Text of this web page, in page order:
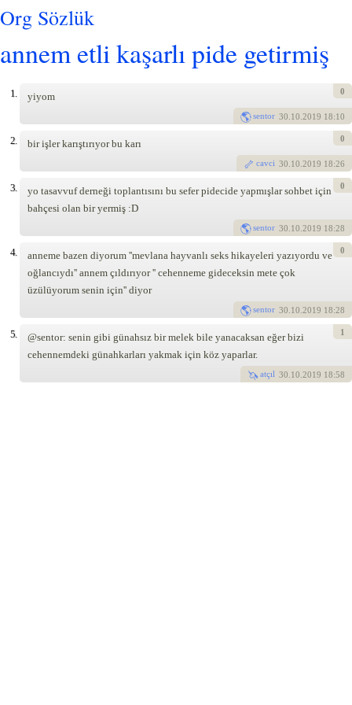
Org Sözlük
annem etli kaşarlı pide getirmiş
1. yiyom
sentor 30.10.2019 18:10
0
2. bir işler karıştırıyor bu karı
cavci 30.10.2019 18:26
0
3.
yo tasavvuf derneği toplantısını bu sefer pidecide yapmışlar sohbet için
bahçesi olan bir yermiş :D
sentor 30.10.2019 18:28
0
4.
anneme bazen diyorum ''mevlana hayvanlı seks hikayeleri yazıyordu ve
oğlancıydı'' annem çıldırıyor '' cehenneme gideceksin mete çok
üzülüyorum senin için'' diyor
sentor 30.10.2019 18:28
0
5.
@sentor: senin gibi günahsız bir melek bile yanacaksan eğer bizi
cehennemdeki günahkarları yakmak için köz yaparlar.
atçıl 30.10.2019 18:58
1